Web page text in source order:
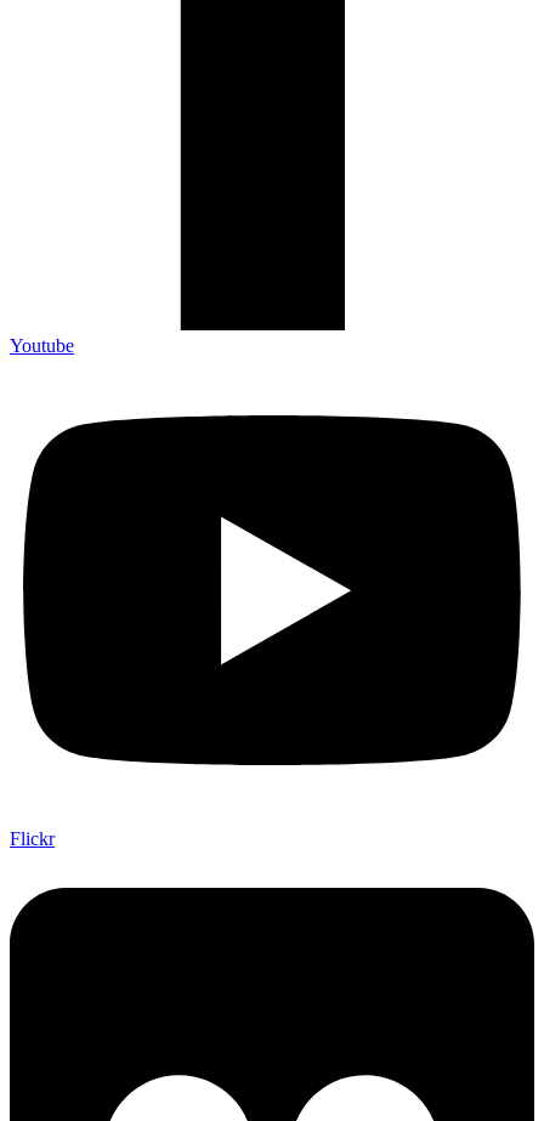
Youtube
Flickr